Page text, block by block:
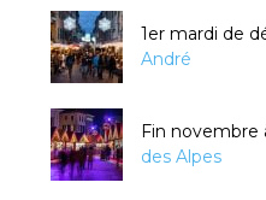
1er mardi de
André
Fin novembre
des Alpes